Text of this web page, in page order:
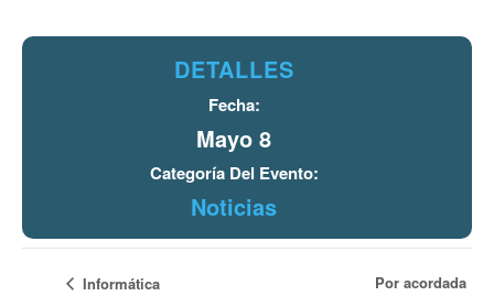
DETALLES
Fecha:
Mayo 8
Categoría Del Evento:
Noticias
Informática
Por acordada